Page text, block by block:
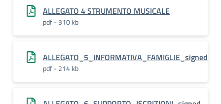
ALLEGATO 4 STRUMENTO MUSICALE
pdf - 310 kb
ALLEGATO_5_INFORMATIVA_FAMIGLIE_signed
pdf - 214 kb